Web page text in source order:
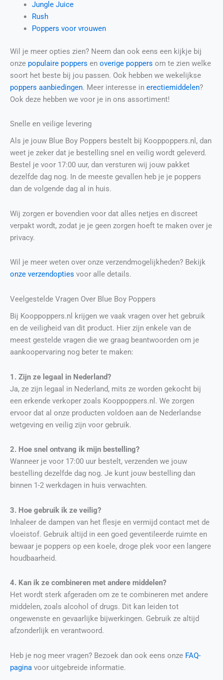
Jungle Juice
Rush
Poppers voor vrouwen
Wil je meer opties zien? Neem dan ook eens een kijkje bij
onze populaire poppers en overige poppers om te zien welke
soort het beste bij jou passen. Ook hebben we wekelijkse
poppers aanbiedingen. Meer interesse in erectiemiddelen?
Ook deze hebben we voor je in ons assortiment!
Snelle en veilige levering
Als je jouw Blue Boy Poppers bestelt bij Kooppoppers.nl, dan
weet je zeker dat je bestelling snel en veilig wordt geleverd.
Bestel je voor 17:00 uur, dan versturen wij jouw pakket
dezelfde dag nog. In de meeste gevallen heb je je poppers
dan de volgende dag al in huis.
Wij zorgen er bovendien voor dat alles netjes en discreet
verpakt wordt, zodat je je geen zorgen hoeft te maken over je
privacy.
Wil je meer weten over onze verzendmogelijkheden? Bekijk
onze verzendopties voor alle details.
Veelgestelde Vragen Over Blue Boy Poppers
Bij Kooppoppers.nl krijgen we vaak vragen over het gebruik
en de veiligheid van dit product. Hier zijn enkele van de
meest gestelde vragen die we graag beantwoorden om je
aankoopervaring nog beter te maken:
1. Zijn ze legaal in Nederland?
Ja, ze zijn legaal in Nederland, mits ze worden gekocht bij
een erkende verkoper zoals Kooppoppers.nl. We zorgen
ervoor dat al onze producten voldoen aan de Nederlandse
wetgeving en veilig zijn voor gebruik.
2. Hoe snel ontvang ik mijn bestelling?
Wanneer je voor 17:00 uur bestelt, verzenden we jouw
bestelling dezelfde dag nog. Je kunt jouw bestelling dan
binnen 1-2 werkdagen in huis verwachten.
3. Hoe gebruik ik ze veilig?
Inhaleer de dampen van het flesje en vermijd contact met de
vloeistof. Gebruik altijd in een goed geventileerde ruimte en
bewaar je poppers op een koele, droge plek voor een langere
houdbaarheid.
4. Kan ik ze combineren met andere middelen?
Het wordt sterk afgeraden om ze te combineren met andere
middelen, zoals alcohol of drugs. Dit kan leiden tot
ongewenste en gevaarlijke bijwerkingen. Gebruik ze altijd
afzonderlijk en verantwoord.
Heb je nog meer vragen? Bezoek dan ook eens onze FAQ-
pagina voor uitgebreide informatie.